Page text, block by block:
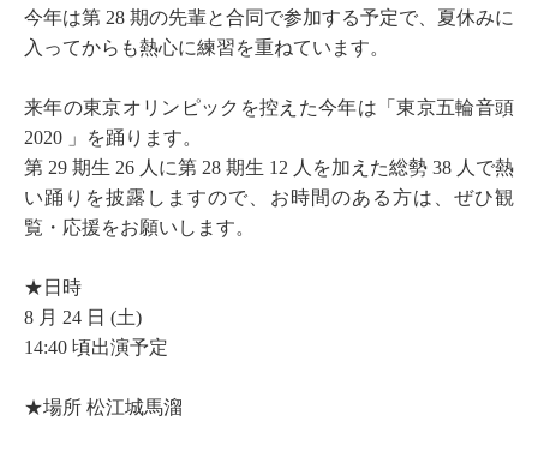
今年は第 28 期の先輩と合同で参加する予定で、夏休みに
入ってからも熱心に練習を重ねています。
来年の東京オリンピックを控えた今年は「東京五輪音頭
2020 」を踊ります。
第 29 期生 26 人に第 28 期生 12 人を加えた総勢 38 人で熱
い踊りを披露しますので、お時間のある方は、ぜひ観
覧・応援をお願いします。
★日時
8 月 24 日 (土)
14:40 頃出演予定
★場所 松江城馬溜